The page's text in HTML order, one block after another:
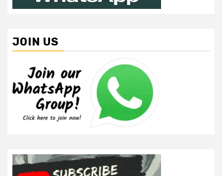
JOIN US